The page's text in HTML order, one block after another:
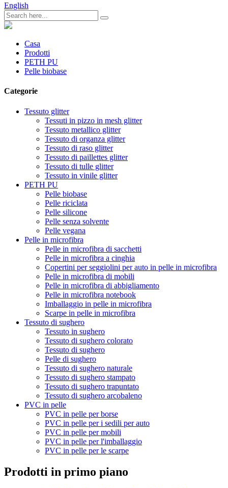
English
Casa
Prodotti
PETH PU
Pelle biobase
Categorie
Tessuto glitter
Tessuti in pizzo in mesh glitter
Tessuto metallico glitter
Tessuto di organza glitter
Tessuto di raso glitter
Tessuto di paillettes glitter
Tessuto di tulle glitter
Tessuto in vinile glitter
PETH PU
Pelle biobase
Pelle riciclata
Pelle silicone
Pelle senza solvente
Pelle vegana
Pelle in microfibra
Pelle in microfibra di sacchetti
Pelle in microfibra a cinghia
Copertini per seggiolini per auto in pelle in microfibra
Pelle in microfibra di mobili
Pelle in microfibra di abbigliamento
Pelle in microfibra notebook
Imballaggio in pelle in microfibra
Scarpe in pelle in microfibra
Tessuto di sughero
Tessuto in sughero
Tessuto di sughero colorato
Tessuto di sughero
Pelle di sughero
Tessuto di sughero naturale
Tessuto di sughero stampato
Tessuto di sughero trapuntato
Tessuto di sughero arcobaleno
PVC in pelle
PVC in pelle per borse
PVC in pelle per i sedili per auto
PVC in pelle per mobili
PVC in pelle per l'imballaggio
PVC in pelle per le scarpe
Prodotti in primo piano